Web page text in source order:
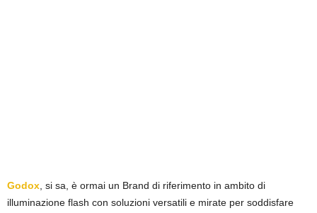
Godox, si sa, è ormai un Brand di riferimento in ambito di
illuminazione flash con soluzioni versatili e mirate per soddisfare